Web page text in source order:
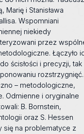
Marię i Stanisława
Wspomniani
niekiedy
przez
Łączyło
ścisłości i precyzji, tak
rozstrzygnięć.
– metodologiczne,
Odmienne i oryginalne
B. Bornstein,
oraz S. Hessen
się na problematyce z